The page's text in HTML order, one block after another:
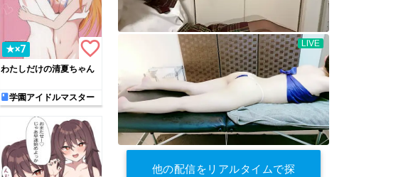
★×7 favorite_border
わたしだけの清夏ちゃん
学園アイドルマスター
他の配信をリアルタイムで探